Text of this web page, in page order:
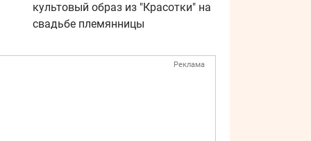
культовый образ из "Красотки" на
свадьбе племянницы
Реклама